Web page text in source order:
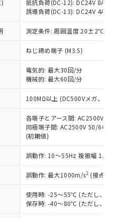
抵抗負荷(DC-12): DC24V 8A/
誘導負荷(DC-13): DC24V 4A/
測定条件: 周囲温度 20±2℃、
ねじ締め端子 (M3.5)
電気的: 最大30回/分
機械的: 最大60回/分
100MΩ以上 (DC500Vメガ、点
各端子とアース間: AC2500V
同極端子間: AC2500V 50/
(初期値)
誤動作: 10～55Hz 複振幅
誤動作: 最大1000m/s2 (接点
使用時: -25～55℃ (ただし、氷
保存時: -40～80℃ (ただし、氷
さい。
準価格照会結果は、
日時点での社内デー
れるものであり、閲
実際の在庫および標
場合があることをご
よび標準価格はお客
たはお客様担当のオ
売店・当社販売員に
販売店や当社販売拠
ワーク
」をご確認
準価格結果を当社の
三者に漏洩または開
いします。
部品リスト作成サー
ただくには、I-Web
録されている必要が
があります。
(Hg) 1000ppm以下、 カド
下、ポリ臭化ビフェニル
臭化ジフェニルエーテル類
ル酸ビス(2-エチルヘキシ
以下、フタル酸ブチ
視および制御機器に対する
については閾値を超える意
しています。
況などにより、予定
ます。
当社販売部門へお問
(GB/T26572)：
: 1000ppm、 Cd(カドミウ
ポリ臭化ジフェニルエーテ
、 DIBP(フタル酸ジ
フタル酸ブチルベンジ
ヘキシル)) : 1000ppm
物質）のすべてが基
示します。
況下において有害物
境に深刻な影響を
します。
当社販売部門へお問
社製品のうち、外国
易法に定める商品
等」という）を輸出
供する場合は、日本
(または役務取引許
どの必要な手続きを
破棄する場合は、完
、違法に輸出されな
を講じます。
、核兵器、ミサイ
物兵器またはその他
の製造装置等に一切
を第三者に販売する
2および3の内容を当
ます。また当社は、
に係わる関係者が違
れがある場合は、取
せん。
在庫あり
たないが在庫あり
新の在庫状況につ
様のお取引先、ま
当のオムロン制御
当社販売員にご確
、また在庫状況の
ていない機種